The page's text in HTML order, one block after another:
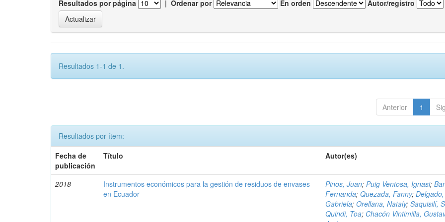
Resultados por página | Ordenar por En orden Autor/registro
Resultados 1-1 de 1.
Anterior 1
Resultados por ítem:
Fecha de
publicación
Título Autor(es)
2018
Instrumentos económicos para la gestión de residuos de envases
en Ecuador
Pinos, Juan;Puig Ventosa, Ignasi;
Fernanda;Quezada, Fanny;Delgado,
Gabriela;Orellana, Nataly;Saquisilí,
Quindi, Toa; Chacón Vintimilla,